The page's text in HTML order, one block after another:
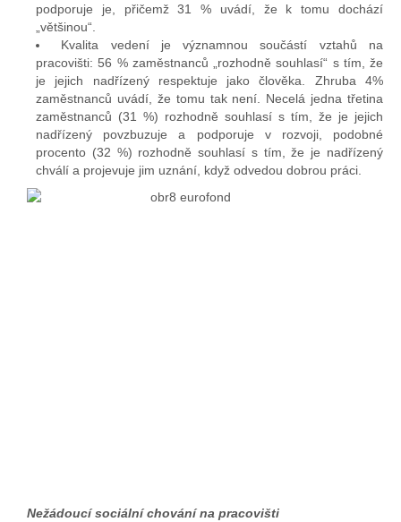
podporuje je, přičemž 31 % uvádí, že k tomu dochází
„většinou“.
Kvalita vedení je významnou součástí vztahů na
pracovišti: 56 % zaměstnanců „rozhodně souhlasí“ s tím, že
je jejich nadřízený respektuje jako člověka. Zhruba 4%
zaměstnanců uvádí, že tomu tak není. Necelá jedna třetina
zaměstnanců (31 %) rozhodně souhlasí s tím, že je jejich
nadřízený povzbuzuje a podporuje v rozvoji, podobné
procento (32 %) rozhodně souhlasí s tím, že je nadřízený
chválí a projevuje jim uznání, když odvedou dobrou práci.
Nežádoucí sociální chování na pracovišti